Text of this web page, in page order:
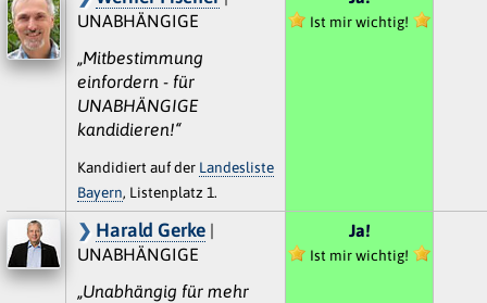
UNABHÄNGIGE
„Mitbestimmung
einfordern - für
UNABHÄNGIGE
kandidieren!“
Kandidiert auf der Landesliste
Bayern, Listenplatz 1.
Ist mir wichtig!
Harald Gerke|
UNABHÄNGIGE
„Unabhängig für mehr
Ja!
Ist mir wichtig!